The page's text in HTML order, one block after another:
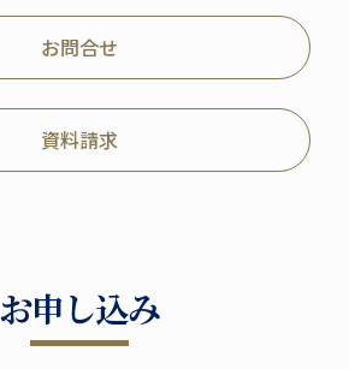
お問合せ
資料請求
お申し込み